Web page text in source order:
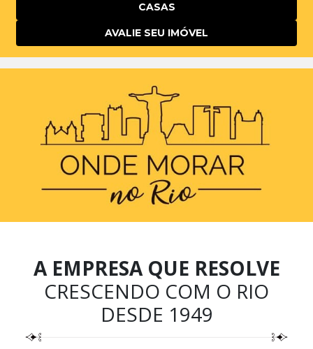
CASAS
AVALIE SEU IMÓVEL
A EMPRESA QUE RESOLVE
CRESCENDO COM O RIO
DESDE 1949